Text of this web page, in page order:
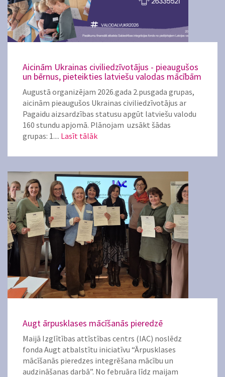
Aicinām Ukrainas civiliedzīvotājus - pieaugušos
un bērnus, pieteikties latviešu valodas mācībām
Augustā organizējam 2026.gada 2.pusgada grupas,
aicinām pieaugušos Ukrainas civiliedzīvotājus ar
Pagaidu aizsardzības statusu apgūt latviešu valodu
160 stundu apjomā. Plānojam uzsākt šādas
grupas: 1.... Lasīt tālāk
Augt ārpusklases mācīšanās pieredzē
Maijā Izglītības attīstības centrs (IAC) noslēdz
fonda Augt atbalstītu iniciatīvu “Ārpusklases
mācīšanās pieredzes integrēšana mācību un
audzināšanas darbā”. No februāra līdz maijam